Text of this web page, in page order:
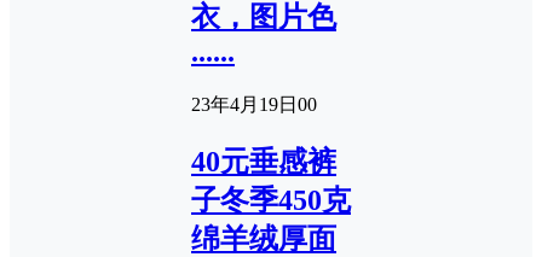
衣，图片色
......
23年4月19日 00
40元垂感裤
子冬季450克
绵羊绒厚面